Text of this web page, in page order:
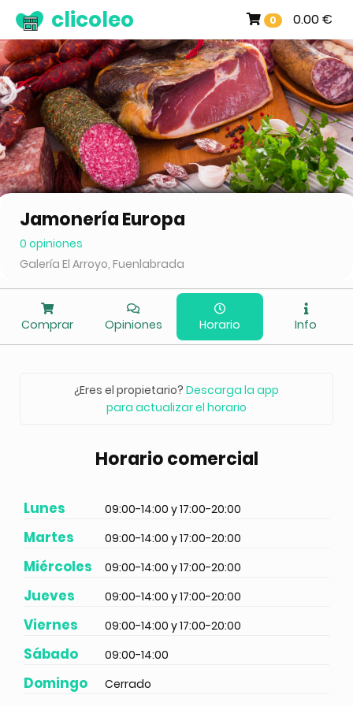
0 0.00 €
clicoleo
Jamonería Europa
0 opiniones
Galería El Arroyo, Fuenlabrada
Comprar Opiniones Horario Info
¿Eres el propietario? Descarga la app
para actualizar el horario
Horario comercial
Lunes 09:00-14:00 y 17:00-20:00
Martes 09:00-14:00 y 17:00-20:00
Miércoles 09:00-14:00 y 17:00-20:00
Jueves 09:00-14:00 y 17:00-20:00
Viernes 09:00-14:00 y 17:00-20:00
Sábado 09:00-14:00
Domingo Cerrado